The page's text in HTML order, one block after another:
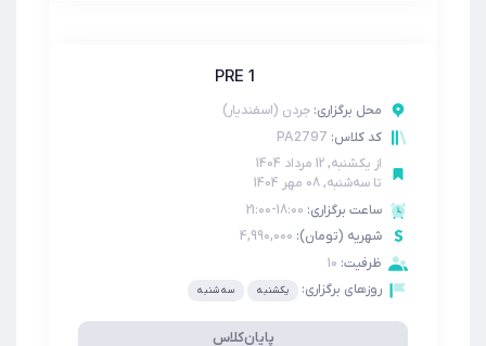
PRE 1
محل برگزاری: جردن (اسفندیار)
کد کلاس: PA2797
از یکشنبه, 12 مرداد 1404
تا سه‌شنبه, 08 مهر 1404
ساعت برگزاری:
شهریه (تومان):
ظرفیت:
روزهای برگزاری:
یکشنبه سه شنبه
پایان‌کلاس